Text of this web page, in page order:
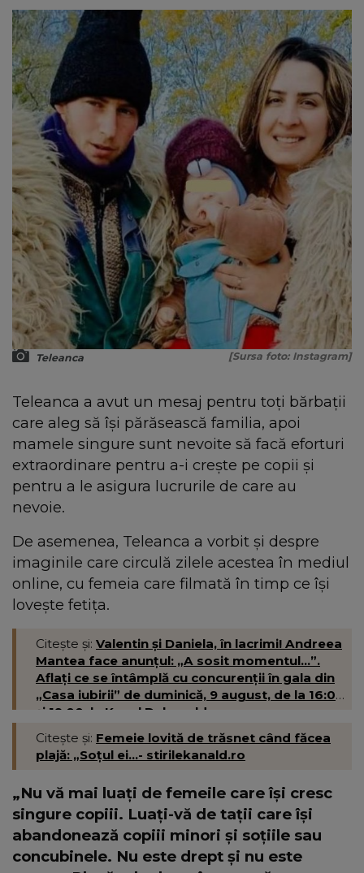
Teleanca [Sursa foto: Instagram]
Teleanca a avut un mesaj pentru toți bărbații
care aleg să își părăsească familia, apoi
mamele singure sunt nevoite să facă eforturi
extraordinare pentru a-i crește pe copii și
pentru a le asigura lucrurile de care au
nevoie.
De asemenea, Teleanca a vorbit și despre
imaginile care circulă zilele acestea în mediul
online, cu femeia care filmată în timp ce își
lovește fetița.
Citește și: Valentin și Daniela, în lacrimi! Andreea
Mantea face anunțul: „A sosit momentul...”.
Aflați ce se întâmplă cu concurenții în gala din
„Casa iubirii” de duminică, 9 august, de la 16:00
și 19:00, la Kanal D- kanald.ro
Citește și: Femeie lovită de trăsnet când făcea
plajă: „Soțul ei...- stirilekanald.ro
„Nu vă mai luați de femeile care își cresc
singure copiii. Luați-vă de tații care își
abandonează copiii minori și soțiile sau
concubinele. Nu este drept și nu este